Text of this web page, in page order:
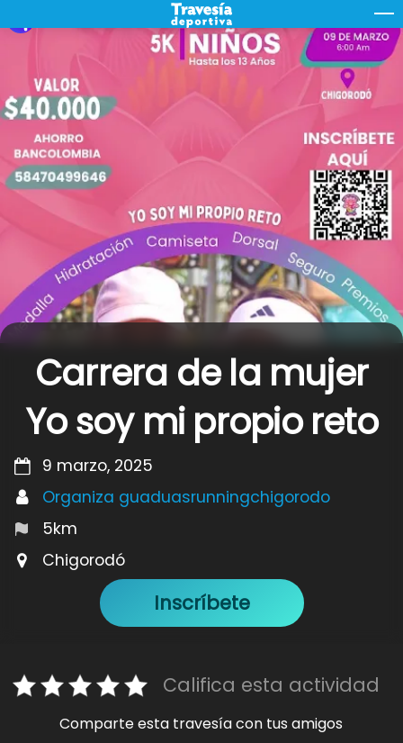
to
Carrera de la mujer
Yo soy mi propio reto
9 marzo, 2025
Organiza guaduasrunningchigorodo
5km
Chigorodó
Inscríbete
Califica esta actividad
Comparte esta travesía con tus amigos